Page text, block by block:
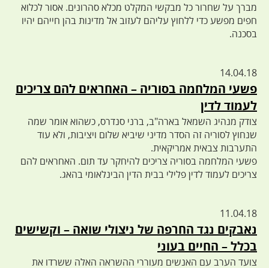
מברך על שחרור כל מבקשי המקלט מכלא סהרונים. אסור לכלוא
חפים מפשע כדי ללחוץ עליהם לעזוב אל מדינות בהן חייהם יהיו
בסכנה.
14.04.18
פשעי המלחמה בסוריה – האחראים להם צריכים
לעמוד לדין
צודק מנהיג השמאל בארה"ב, ברני סנדרס, כשהוא אומר שמה
שנחוץ לסוריה זה הסדר מדיני שיביא שלום ויציבות, ולא עוד
התערבות צבאית אמריקאית.
פשעי המלחמה בסוריה צריכים להיחקר עד תום. האחראים להם
צריכים לעמוד לדין פלילי בבית הדין הבינלאומי בהאג.
11.04.18
נאבקים נגד החרפה של ניצולי שואה – וקשישים
בכלל – החיים בעוני
צועד הערב עם האנשים מעוררי ההשראה האלה ששרדו את